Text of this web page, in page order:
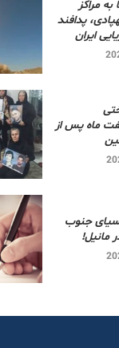
مراکز
پدافند
ایران
ماه پس از
جنوب
مانیل!